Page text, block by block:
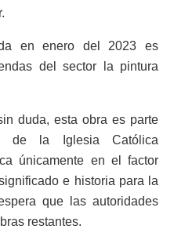
en enero del 2023 es
del sector la pintura
duda, esta obra es parte
de la Iglesia Católica
únicamente en el factor
e historia para la
que las autoridades
restantes.